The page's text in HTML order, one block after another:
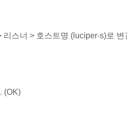
리스너 > 호스트명 (luciper-s)로 변
(OK)